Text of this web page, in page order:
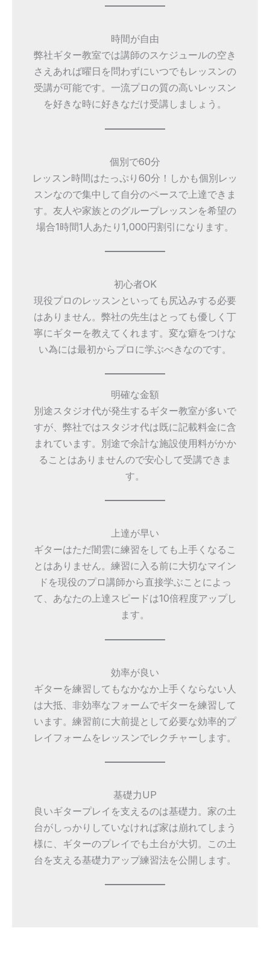
時間が自由
弊社ギター教室では講師のスケジュールの空き
さえあれば曜日を問わずにいつでもレッスンの
受講が可能です。一流プロの質の高いレッスン
を好きな時に好きなだけ受講しましょう。
個別で60分
レッスン時間はたっぷり60分！しかも個別レッ
スンなので集中して自分のペースで上達できま
す。友人や家族とのグループレッスンを希望の
場合1時間1人あたり1,000円割引になります。
初心者OK
現役プロのレッスンといっても尻込みする必要
はありません。弊社の先生はとっても優しく丁
寧にギターを教えてくれます。変な癖をつけな
い為には最初からプロに学ぶべきなのです。
明確な金額
別途スタジオ代が発生するギター教室が多いで
すが、弊社ではスタジオ代は既に記載料金に含
まれています。別途で余計な施設使用料がかか
ることはありませんので安心して受講できま
す。
上達が早い
ギターはただ闇雲に練習をしても上手くなるこ
とはありません。練習に入る前に大切なマイン
ドを現役のプロ講師から直接学ぶことによっ
て、あなたの上達スピードは10倍程度アップし
ます。
効率が良い
ギターを練習してもなかなか上手くならない人
は大抵、非効率なフォームでギターを練習して
います。練習前に大前提として必要な効率的プ
レイフォームをレッスンでレクチャーします。
基礎力UP
良いギタープレイを支えるのは基礎力。家の土
台がしっかりしていなければ家は崩れてしまう
様に、ギターのプレイでも土台が大切。この土
台を支える基礎力アップ練習法を公開します。